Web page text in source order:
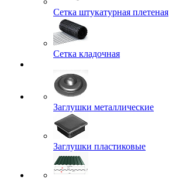
Сетка штукатурная плетеная
Сетка кладочная
Заглушки металлические
Заглушки пластиковые